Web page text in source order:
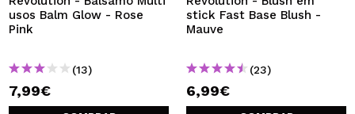
usos Balm Glow - Rose
Pink
(13)
7,99€
stick Fast Base Blush -
Mauve
(23)
6,99€